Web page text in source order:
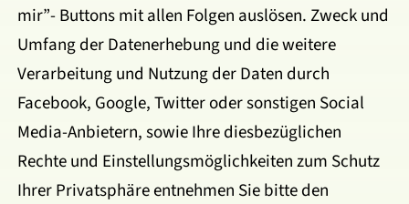
mir”- Buttons mit allen Folgen auslösen. Zweck und
Umfang der Datenerhebung und die weitere
Verarbeitung und Nutzung der Daten durch
Facebook, Google, Twitter oder sonstigen Social
Media-Anbietern, sowie Ihre diesbezüglichen
Rechte und Einstellungsmöglichkeiten zum Schutz
Ihrer Privatsphäre entnehmen Sie bitte den